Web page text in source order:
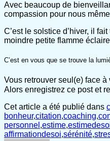
Avec beaucoup de
compassion pour nous
C’est le solstice d’hiver, il
moindre petite flamme
C’est en vous que se trouve la
Vous retrouver seul(e) face
Alors enregistrez ce post et
Cet article a été publié dans
bonheur,citation,coaching,
personnel ,estime,
affirmationdesoi,sérénité,